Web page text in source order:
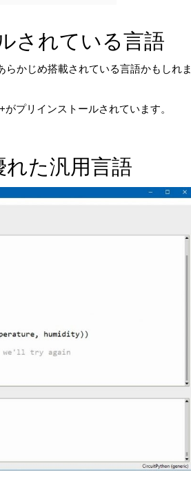
されている言語
かじめ搭載されている言語かもしれま
プリインストールされています。
た汎用言語